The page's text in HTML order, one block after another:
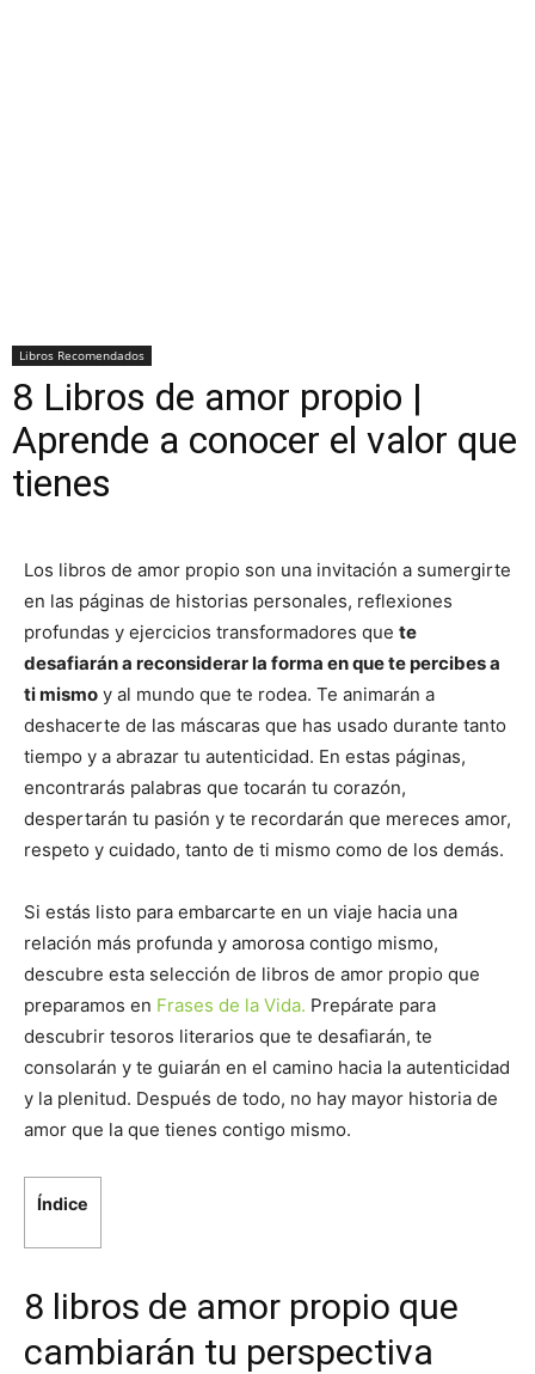
Libros Recomendados
8 Libros de amor propio |
Aprende a conocer el valor que
tienes
Los libros de amor propio son una invitación a sumergirte
en las páginas de historias personales, reflexiones
profundas y ejercicios transformadores que te
desafiarán a reconsiderar la forma en que te percibes a
ti mismo y al mundo que te rodea. Te animarán a
deshacerte de las máscaras que has usado durante tanto
tiempo y a abrazar tu autenticidad. En estas páginas,
encontrarás palabras que tocarán tu corazón,
despertarán tu pasión y te recordarán que mereces amor,
respeto y cuidado, tanto de ti mismo como de los demás.
Si estás listo para embarcarte en un viaje hacia una
relación más profunda y amorosa contigo mismo,
descubre esta selección de libros de amor propio que
preparamos en Frases de la Vida. Prepárate para
descubrir tesoros literarios que te desafiarán, te
consolarán y te guiarán en el camino hacia la autenticidad
y la plenitud. Después de todo, no hay mayor historia de
amor que la que tienes contigo mismo.
Índice
8 libros de amor propio que
cambiarán tu perspectiva